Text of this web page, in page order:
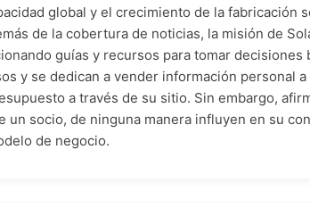
global y el crecimiento de la fabricación
de la cobertura de noticias, la misión de
guías y recursos para tomar decisiones
y se dedican a vender información personal
a través de su sitio. Sin embargo,
socio, de ninguna manera influyen en su
de negocio.